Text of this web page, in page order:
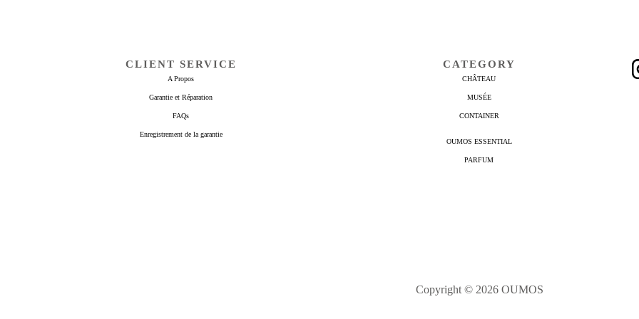
CLIENT SERVICE
A Propos
Garantie et Réparation
FAQs
Enregistrement de la garantie
CATEGORY
CHÂTEAU
MUSÉE
CONTAINER
OUMOS ESSENTIAL
PARFUM
Copyright © 2026 OUMOS